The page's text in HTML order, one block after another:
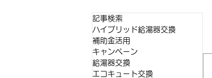
記事検索
ハイブリッド給湯器交換
補助金活用
キャンペーン
給湯器交換
エコキュート交換